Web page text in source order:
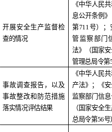
开展安全生产监督检
查的情况
《中华人民
息公开条例
第711 号）；
管监察部门
法》（国家
管理总局令第
事故调查报告，以及
事故整改和防范措施
落实情况评估结果
《中华人民
产法》；《
监察部门信
（国家安全
总局令第56号